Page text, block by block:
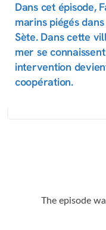
Dans cet épisode,
marins piégés
Sète. Dans cette
mer se
intervention
coopération.